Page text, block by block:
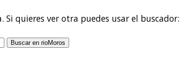
quieres ver otra puedes usar el buscador: